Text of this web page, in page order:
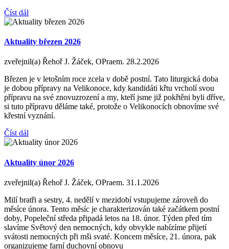
Číst dál
Aktuality březen 2026
zveřejnil(a) Řehoř J. Žáček, OPraem. 28.2.2026
Březen je v letošním roce zcela v době postní. Tato liturgická doba
je dobou přípravy na Velikonoce, kdy kandidáti křtu vrcholí svou
přípravu na své znovuzrození a my, kteří jsme již pokřtěni byli dříve,
si tuto přípravu děláme také, protože o Velikonocích obnovíme své
křestní vyznání.
Číst dál
Aktuality únor 2026
zveřejnil(a) Řehoř J. Žáček, OPraem. 31.1.2026
Milí bratři a sestry, 4. nedělí v mezidobí vstupujeme zároveň do
měsíce února. Tento měsíc je charakterizován také začátkem postní
doby, Popeleční středa připadá letos na 18. únor. Týden před tím
slavíme Světový den nemocných, kdy obvykle nabízíme přijetí
svátosti nemocných při mši svaté. Koncem měsíce, 21. února, pak
organizujeme farní duchovní obnovu